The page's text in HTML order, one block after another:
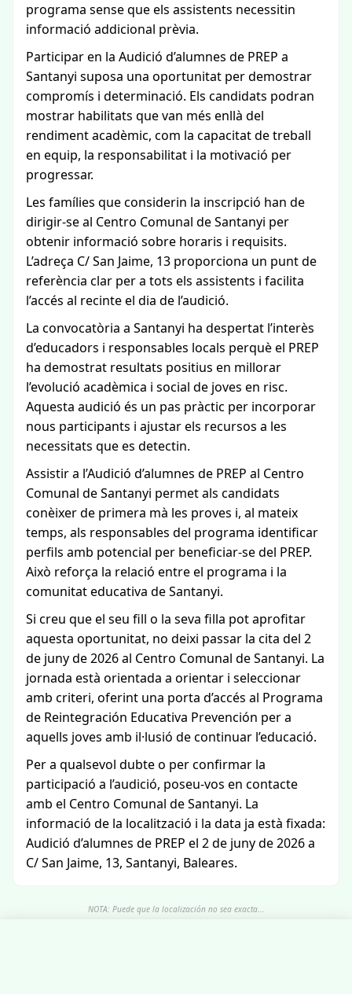
programa sense que els assistents necessitin
informació addicional prèvia.
Participar en la Audició d’alumnes de PREP a
Santanyi suposa una oportunitat per demostrar
compromís i determinació. Els candidats podran
mostrar habilitats que van més enllà del
rendiment acadèmic, com la capacitat de treball
en equip, la responsabilitat i la motivació per
progressar.
Les famílies que considerin la inscripció han de
dirigir-se al Centro Comunal de Santanyi per
obtenir informació sobre horaris i requisits.
L’adreça C/ San Jaime, 13 proporciona un punt de
referència clar per a tots els assistents i facilita
l’accés al recinte el dia de l’audició.
La convocatòria a Santanyi ha despertat l’interès
d’educadors i responsables locals perquè el PREP
ha demostrat resultats positius en millorar
l’evolució acadèmica i social de joves en risc.
Aquesta audició és un pas pràctic per incorporar
nous participants i ajustar els recursos a les
necessitats que es detectin.
Assistir a l’Audició d’alumnes de PREP al Centro
Comunal de Santanyi permet als candidats
conèixer de primera mà les proves i, al mateix
temps, als responsables del programa identificar
perfils amb potencial per beneficiar-se del PREP.
Això reforça la relació entre el programa i la
comunitat educativa de Santanyi.
Si creu que el seu fill o la seva filla pot aprofitar
aquesta oportunitat, no deixi passar la cita del 2
de juny de 2026 al Centro Comunal de Santanyi. La
jornada està orientada a orientar i seleccionar
amb criteri, oferint una porta d’accés al Programa
de Reintegración Educativa Prevención per a
aquells joves amb il·lusió de continuar l’educació.
Per a qualsevol dubte o per confirmar la
participació a l’audició, poseu-vos en contacte
amb el Centro Comunal de Santanyi. La
informació de la localització i la data ja està fixada:
Audició d’alumnes de PREP el 2 de juny de 2026 a
C/ San Jaime, 13, Santanyi, Baleares.
NOTA: Puede que la localización no sea exacta...